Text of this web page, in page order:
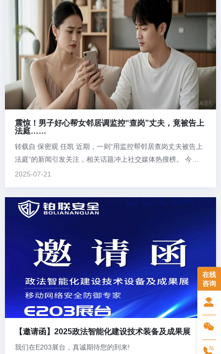
座椅下方，从痕...
震惊！男子好心帮女邻居调监控“查岗”丈夫，竟被告上
法庭……
转载自 保密观 任凯 近期，一则“用监控帮邻居查岗丈夫被告上
法庭”的新闻引发关注，相关话题冲上社交媒体热搜榜。 今
天，“保密观”与你一起了解这起案件的前因后果，探讨个人在家
女士是邻居，陈先生在院子安装了一个可旋转的监控摄像头，
其拍摄范围能覆...
2025-07-21
【邀请函】2025政法智能化建设技术装备及成果展
我们在E203展台，真诚期待您的到来!
在线
咨询